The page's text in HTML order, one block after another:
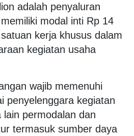
adalah penyaluran
modal inti Rp 14
kerja khusus dalam
kegiatan usaha
wajib memenuhi
penyelenggara kegiatan
permodalan dan
termasuk sumber daya